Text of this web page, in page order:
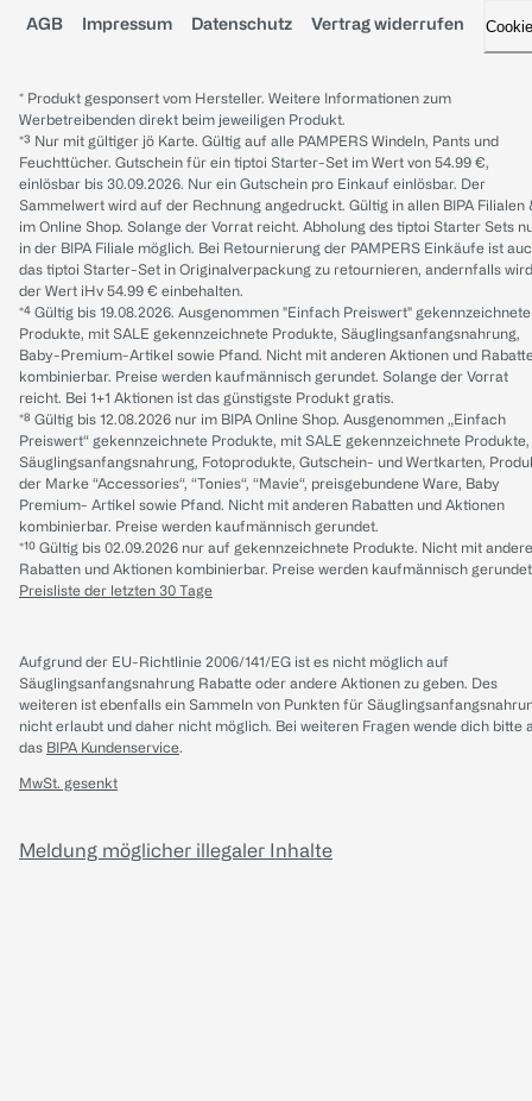
AGB Impressum Datenschutz Vertrag widerrufen
* Produkt gesponsert vom Hersteller. Weitere Informationen zum
Werbetreibenden direkt beim jeweiligen Produkt.
*³ Nur mit gültiger jö Karte. Gültig auf alle PAMPERS Windeln, Pants und
Feuchttücher. Gutschein für ein tiptoi Starter-Set im Wert von 54.99 €,
einlösbar bis 30.09.2026. Nur ein Gutschein pro Einkauf einlösbar. Der
Sammelwert wird auf der Rechnung angedruckt. Gültig in allen BIPA Filialen
im Online Shop. Solange der Vorrat reicht. Abholung des tiptoi Starter Sets
in der BIPA Filiale möglich. Bei Retournierung der PAMPERS Einkäufe ist
das tiptoi Starter-Set in Originalverpackung zu retournieren, andernfalls wird
der Wert iHv 54.99 € einbehalten.
*⁴ Gültig bis 19.08.2026. Ausgenommen "Einfach Preiswert" gekennzeichnete
Produkte, mit SALE gekennzeichnete Produkte, Säuglingsanfangsnahrung,
Baby-Premium-Artikel sowie Pfand. Nicht mit anderen Aktionen und
kombinierbar. Preise werden kaufmännisch gerundet. Solange der Vorrat
reicht. Bei 1+1 Aktionen ist das günstigste Produkt gratis.
*⁸ Gültig bis 12.08.2026 nur im BIPA Online Shop. Ausgenommen „Einfach
Preiswert“ gekennzeichnete Produkte, mit SALE gekennzeichnete Produkte,
Säuglingsanfangsnahrung, Fotoprodukte, Gutschein- und Wertkarten,
der Marke “Accessories“, “Tonies“, “Mavie“, preisgebundene Ware, Baby
Premium- Artikel sowie Pfand. Nicht mit anderen Rabatten und Aktionen
kombinierbar. Preise werden kaufmännisch gerundet.
*¹⁰ Gültig bis 02.09.2026 nur auf gekennzeichnete Produkte. Nicht mit
Rabatten und Aktionen kombinierbar. Preise werden kaufmännisch
Preisliste der letzten 30 Tage
Aufgrund der EU-Richtlinie 2006/141/EG ist es nicht möglich auf
Säuglingsanfangsnahrung Rabatte oder andere Aktionen zu geben. Des
weiteren ist ebenfalls ein Sammeln von Punkten für
nicht erlaubt und daher nicht möglich. Bei weiteren Fragen wende dich bitte
das BIPA Kundenservice.
MwSt. gesenkt
Meldung möglicher illegaler Inhalte